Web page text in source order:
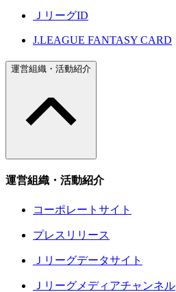
ＪリーグID
J.LEAGUE FANTASY CARD
運営組織・活動紹介
運営組織・活動紹介
コーポレートサイト
プレスリリース
Ｊリーグデータサイト
Ｊリーグメディアチャンネル